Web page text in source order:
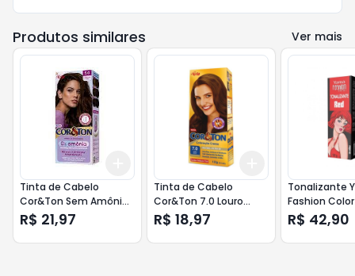
Produtos similares Ver mais
+10
Tinta de Cabelo
Cor&Ton Sem Amônia
5.0 Castanho Escuro
R$ 21,97
Tinta de Cabelo
Cor&Ton 7.0 Louro
Medio
R$ 18,97
Tonalizante
Fashion
120gr
R$ 42,90